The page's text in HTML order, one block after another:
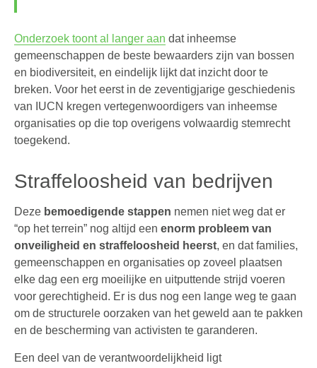
Onderzoek toont al langer aan dat inheemse
gemeenschappen de beste bewaarders zijn van bossen
en biodiversiteit, en eindelijk lijkt dat inzicht door te
breken. Voor het eerst in de zeventigjarige geschiedenis
van IUCN kregen vertegenwoordigers van inheemse
organisaties op die top overigens volwaardig stemrecht
toegekend.
Straffeloosheid van bedrijven
Deze bemoedigende stappen nemen niet weg dat er
“op het terrein” nog altijd een enorm probleem van
onveiligheid en straffeloosheid heerst, en dat families,
gemeenschappen en organisaties op zoveel plaatsen
elke dag een erg moeilijke en uitputtende strijd voeren
voor gerechtigheid. Er is dus nog een lange weg te gaan
om de structurele oorzaken van het geweld aan te pakken
en de bescherming van activisten te garanderen.
Een deel van de verantwoordelijkheid ligt